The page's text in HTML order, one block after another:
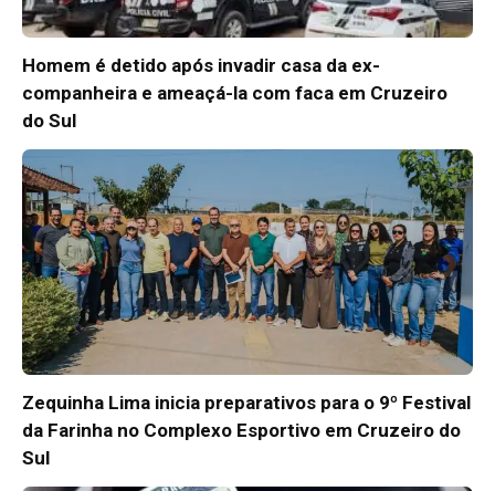
Homem é detido após invadir casa da ex-
companheira e ameaçá-la com faca em Cruzeiro
do Sul
Zequinha Lima inicia preparativos para o 9º Festival
da Farinha no Complexo Esportivo em Cruzeiro do
Sul